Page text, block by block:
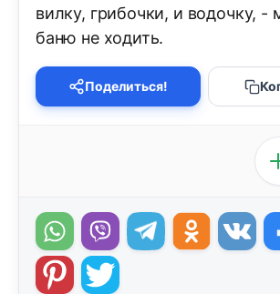
вилку, грибочки, и водочку, -
баню не ходить.
Поделиться!